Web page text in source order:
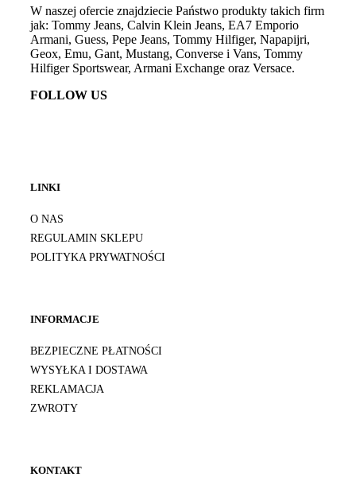
W naszej ofercie znajdziecie Państwo produkty takich firm
jak: Tommy Jeans, Calvin Klein Jeans, EA7 Emporio
Armani, Guess, Pepe Jeans, Tommy Hilfiger, Napapijri,
Geox, Emu, Gant, Mustang, Converse i Vans, Tommy
Hilfiger Sportswear, Armani Exchange oraz Versace.
FOLLOW US
LINKI
O NAS
REGULAMIN SKLEPU
POLITYKA PRYWATNOŚCI
INFORMACJE
BEZPIECZNE PŁATNOŚCI
WYSYŁKA I DOSTAWA
REKLAMACJA
ZWROTY
KONTAKT